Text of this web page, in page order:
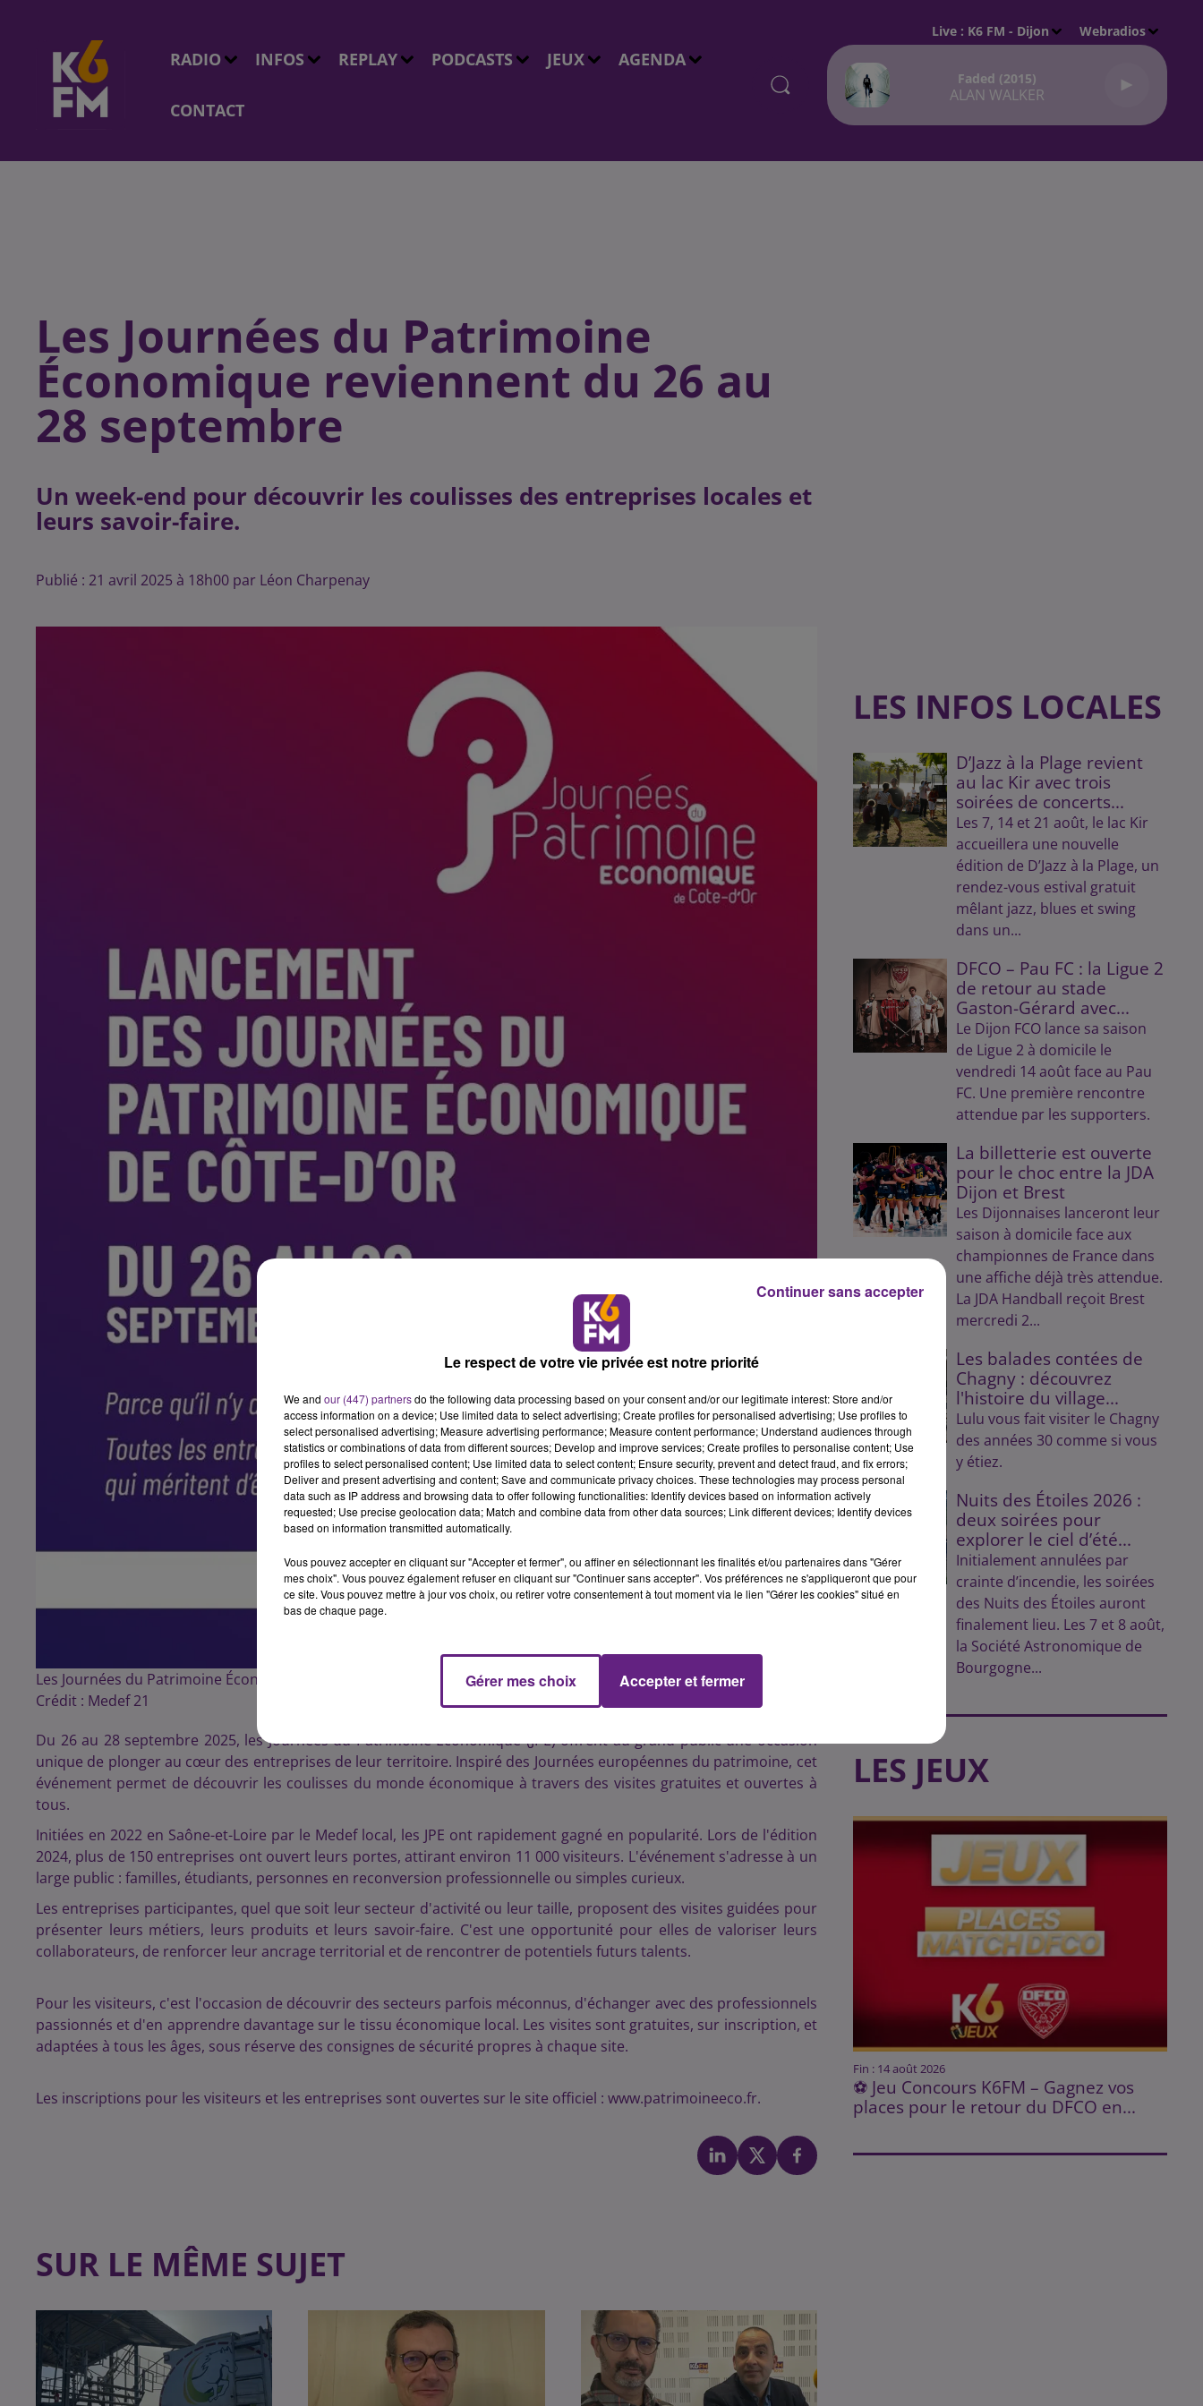
RADIO INFOS REPLAY PODCASTS JEUX AGENDA
CONTACT
Live : K6 FM - Dijon Webradios
Faded (2015)
ALAN WALKER
Les Journées du Patrimoine
Économique reviennent du 26 au
28 septembre
Un week-end pour découvrir les coulisses des entreprises locales et
leurs savoir-faire.
Publié : 21 avril 2025 à 18h00 par Léon Charpenay
Les Journées du Patrimoine Économique reviennent en septembre
Crédit : Medef 21
Du 26 au 28 septembre 2025, les Journées du Patrimoine Économique (JPE) offrent au grand public une occasion
unique de plonger au cœur des entreprises de leur territoire. Inspiré des Journées européennes du patrimoine, cet
événement permet de découvrir les coulisses du monde économique à travers des visites gratuites et ouvertes à
tous.​
Initiées en 2022 en Saône-et-Loire par le Medef local, les JPE ont rapidement gagné en popularité. Lors de l'édition
2024, plus de 150 entreprises ont ouvert leurs portes, attirant environ 11 000 visiteurs. L'événement s'adresse à un
large public : familles, étudiants, personnes en reconversion professionnelle ou simples curieux.​
Les entreprises participantes, quel que soit leur secteur d'activité ou leur taille, proposent des visites guidées pour
présenter leurs métiers, leurs produits et leurs savoir-faire. C'est une opportunité pour elles de valoriser leurs
collaborateurs, de renforcer leur ancrage territorial et de rencontrer de potentiels futurs talents.​
Pour les visiteurs, c'est l'occasion de découvrir des secteurs parfois méconnus, d'échanger avec des professionnels
passionnés et d'en apprendre davantage sur le tissu économique local. Les visites sont gratuites, sur inscription, et
adaptées à tous les âges, sous réserve des consignes de sécurité propres à chaque site.​
Les inscriptions pour les visiteurs et les entreprises sont ouvertes sur le site officiel : www.patrimoineeco.fr.
SUR LE MÊME SUJET
LES INFOS LOCALES
D’Jazz à la Plage revient
au lac Kir avec trois
soirées de concerts...
Les 7, 14 et 21 août, le lac Kir
accueillera une nouvelle
édition de D’Jazz à la Plage, un
rendez-vous estival gratuit
mêlant jazz, blues et swing
dans un...
DFCO – Pau FC : la Ligue 2
de retour au stade
Gaston-Gérard avec...
Le Dijon FCO lance sa saison
de Ligue 2 à domicile le
vendredi 14 août face au Pau
FC. Une première rencontre
attendue par les supporters.
La billetterie est ouverte
pour le choc entre la JDA
Dijon et Brest
Les Dijonnaises lanceront leur
saison à domicile face aux
championnes de France dans
une affiche déjà très attendue.
La JDA Handball reçoit Brest
mercredi 2...
Les balades contées de
Chagny : découvrez
l'histoire du village...
Lulu vous fait visiter le Chagny
des années 30 comme si vous
y étiez.
Nuits des Étoiles 2026 :
deux soirées pour
explorer le ciel d’été...
Initialement annulées par
crainte d’incendie, les soirées
des Nuits des Étoiles auront
finalement lieu. Les 7 et 8 août,
la Société Astronomique de
Bourgogne...
LES JEUX
Fin : 14 août 2026
⚽ Jeu Concours K6FM – Gagnez vos
places pour le retour du DFCO en...
Le respect de votre vie privée est notre priorité
We and our (447) partnersdo the following data processing based on your consent and/or our legitimate interest: Store and/or
access information on a device; Use limited data to select advertising; Create profiles for personalised advertising; Use profiles to
select personalised advertising; Measure advertising performance; Measure content performance; Understand audiences through
statistics or combinations of data from different sources; Develop and improve services; Create profiles to personalise content; Use
profiles to select personalised content; Use limited data to select content; Ensure security, prevent and detect fraud, and fix errors;
Deliver and present advertising and content; Save and communicate privacy choices. These technologies may process personal
data such as IP address and browsing data to offer following functionalities: Identify devices based on information actively
requested; Use precise geolocation data; Match and combine data from other data sources; Link different devices; Identify devices
based on information transmitted automatically.
Vous pouvez accepter en cliquant sur "Accepter et fermer", ou affiner en sélectionnant les finalités et/ou partenaires dans "Gérer
mes choix". Vous pouvez également refuser en cliquant sur "Continuer sans accepter". Vos préférences ne s'appliqueront que pour
ce site. Vous pouvez mettre à jour vos choix, ou retirer votre consentement à tout moment via le lien "Gérer les cookies" situé en
bas de chaque page.
Gérer mes choix Accepter et fermer
Continuer sans accepter